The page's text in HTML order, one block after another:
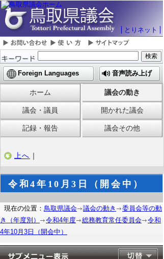
とりネット
Foreign Languages 音声読み上げ
ホーム 議会の動き
議会・議員 開かれた議会
記録・報告 議会その他
上へ ｜
令和4年10月3日（開会中）
現在の位置： 鳥取県議会 議会の動き
委員会等の動
き（年度別）
令和4年度 総務教育常任委員会
令和
4年10月3日（開会中）